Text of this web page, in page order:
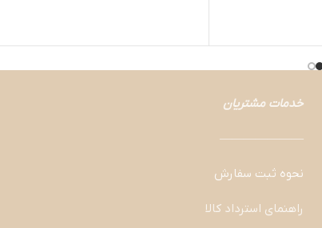
خدمات مشتریان
———————
نحوه ثبت سفارش
راهنمای استرداد کالا